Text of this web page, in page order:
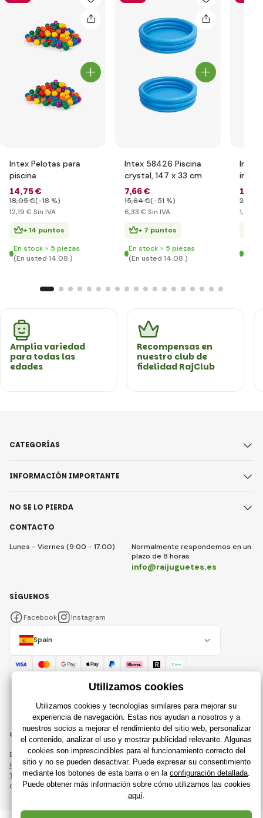
Intex Pelotas para
piscina
14,75 €
18,05 €(-18 %)
12,19 € Sin IVA
+ 14 puntos
En stock > 5 piezas
(En usted 14.08.)
Intex 58426 Piscina
crystal, 147 x 33 cm
7,66 €
15,64 €(-51 %)
6,33 € Sin IVA
+ 7 puntos
En stock > 5 piezas
(En usted 14.08.)
Intex
1
2,92 €
1,46 €
En
(En
Amplia variedad
para todas las
edades
Recompensas en
nuestro club de
fidelidad RajClub
CONTACTO
Lunes - Viernes (9:00 - 17:00)
Normalmente respondemos en un
plazo de 8 horas
info@raijuguetes.es
CATEGORÍAS
INFORMACIÓN IMPORTANTE
NO SE LO PIERDA
Spain
SÍGUENOS
Facebook Instagram
© 2018 - 2026 Raijuguetes.es, Todos los derechos reservados
Esta página está protegida por reCAPTCHA y se aplican
Política de privacidadcompañías de Google y su
Términos y condiciones.
Creación de tiendas en línea eficientes desde RIESENIA